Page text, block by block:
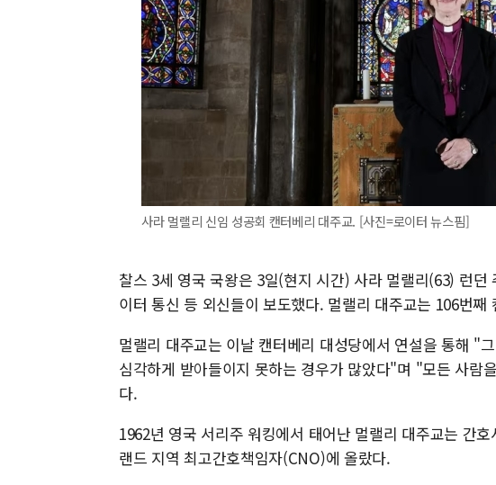
사라 멀랠리 신임 성공회 캔터베리 대주교. [사진=로이터 뉴스핌]
찰스 3세 영국 국왕은 3일(현지 시간) 사라 멀랠리(63) 런
이터 통신 등 외신들이 보도했다. 멀랠리 대주교는 106번째
멀랠리 대주교는 이날 캔터베리 대성당에서 연설을 통해 "
심각하게 받아들이지 못하는 경우가 많았다"며 "모든 사람
다.
1962년 영국 서리주 워킹에서 태어난 멀랠리 대주교는 간
랜드 지역 최고간호책임자(CNO)에 올랐다.